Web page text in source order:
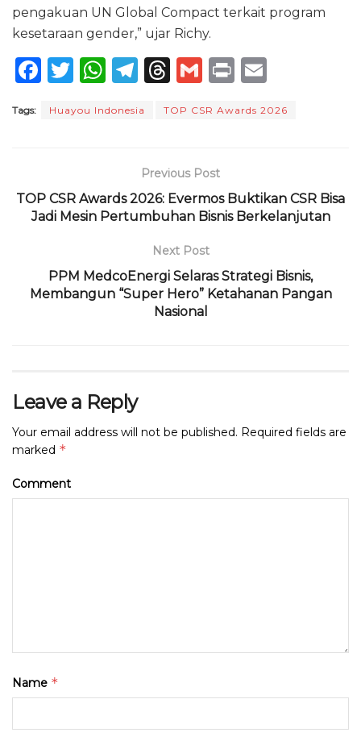
pengakuan UN Global Compact terkait program
kesetaraan gender,” ujar Richy.
F
c
o
o
T
it
W
a
p
p
T
e
ra
m
T
re
d
s
G
ai
P
n ai
Tags: Huayou Indonesia TOP CSR Awards 2026
Previous Post
TOP CSR Awards 2026: Evermos Buktikan CSR Bisa
Jadi Mesin Pertumbuhan Bisnis Berkelanjutan
Next Post
PPM MedcoEnergi Selaras Strategi Bisnis,
Membangun “Super Hero” Ketahanan Pangan
Nasional
Leave a Reply
Your email address will not be published. Required fields are
marked *
Comment
Name *